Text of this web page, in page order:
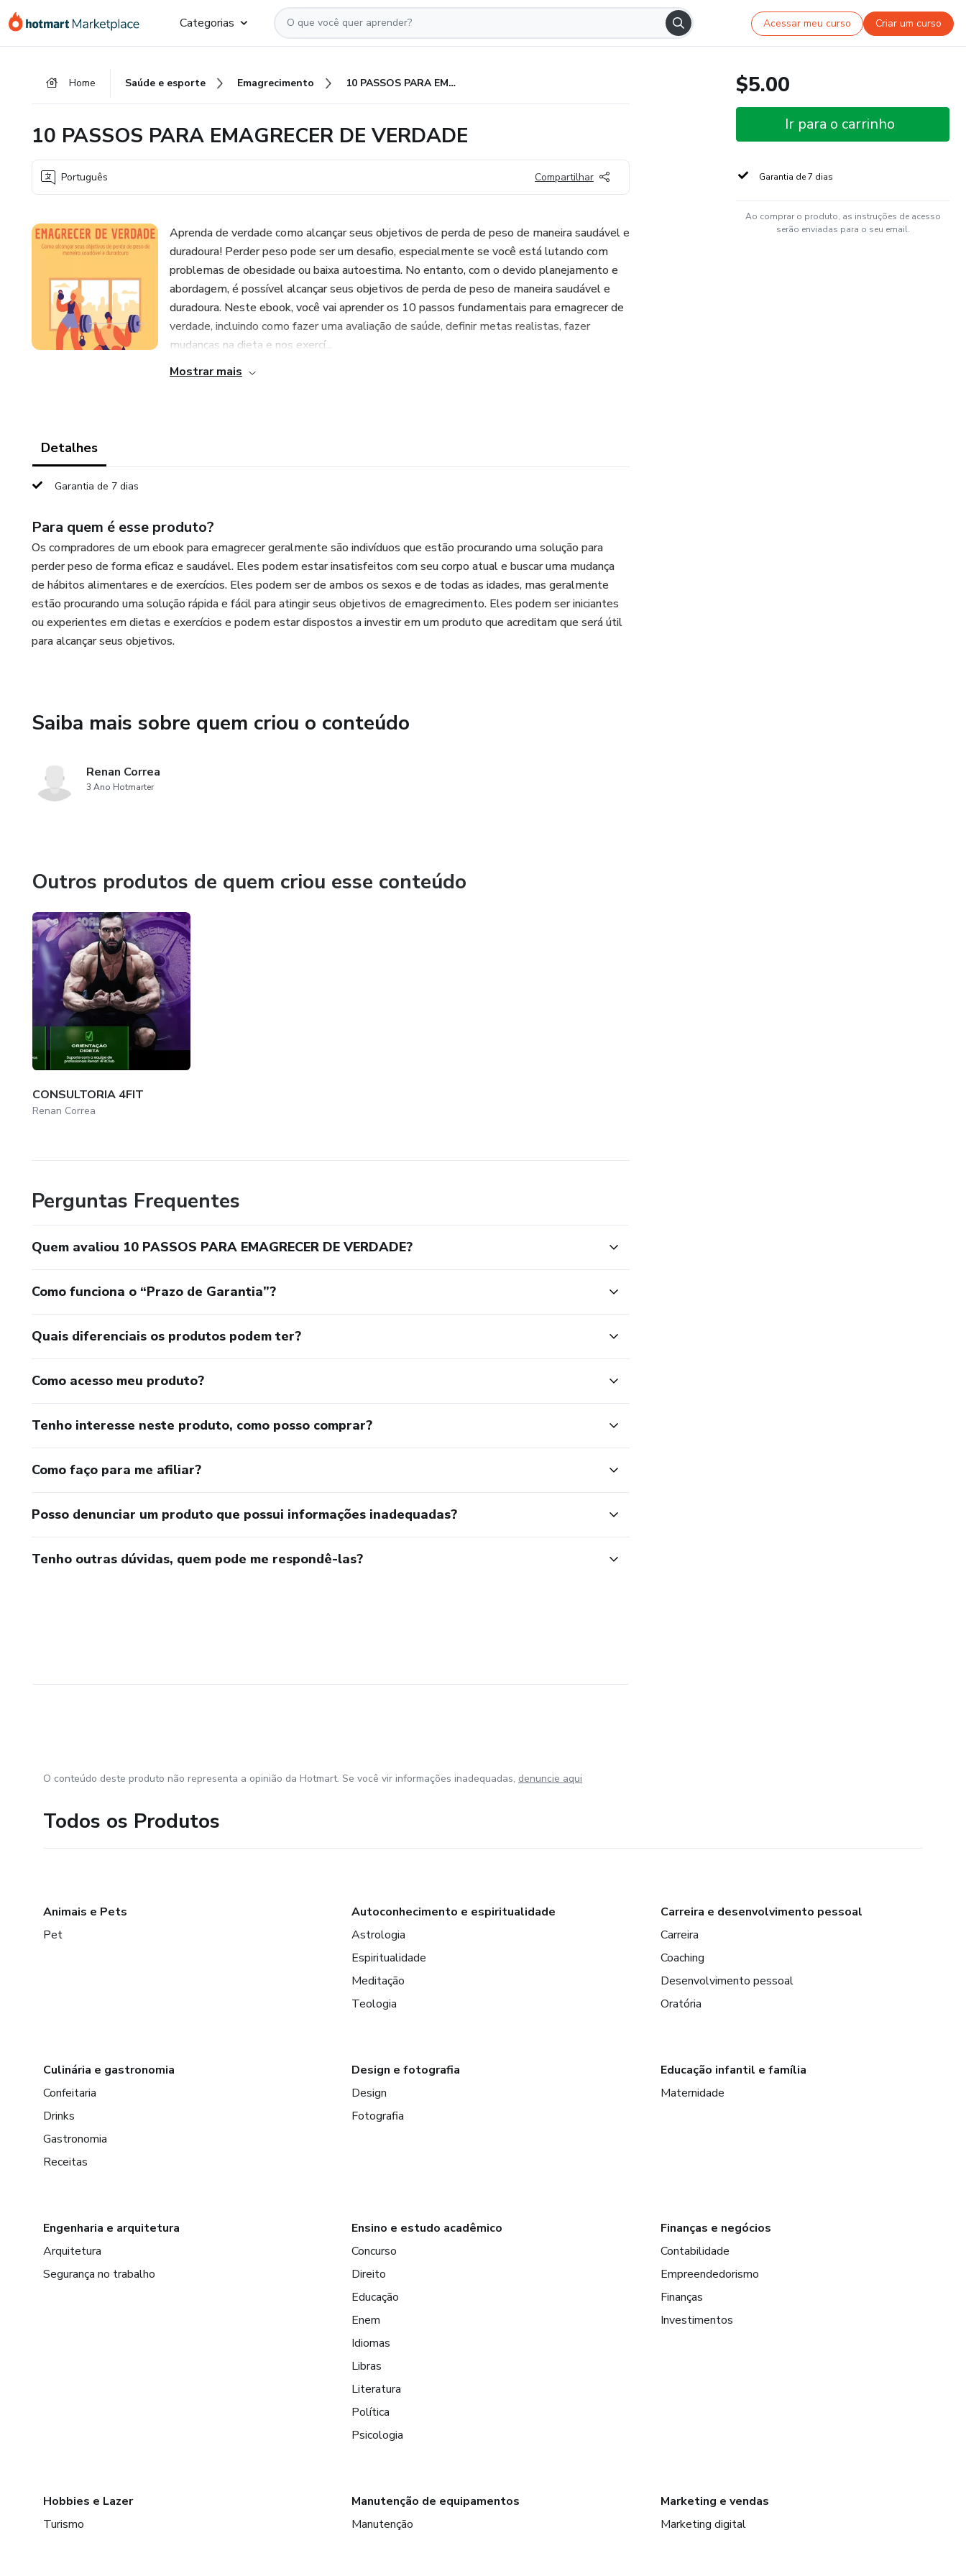
para
para
para
Categorias Acessar meu curso Criar um curso
Home Saúde e esporte Emagrecimento 10 PASSOS PARA EMAGRECER DE VERDADE
10 PASSOS PARA EMAGRECER DE VERDADE
Português Compartilhar
Aprenda de verdade como alcançar seus objetivos de perda de peso de maneira saudável e
duradoura! Perder peso pode ser um desafio, especialmente se você está lutando com
problemas de obesidade ou baixa autoestima. No entanto, com o devido planejamento e
abordagem, é possível alcançar seus objetivos de perda de peso de maneira saudável e
duradoura. Neste ebook, você vai aprender os 10 passos fundamentais para emagrecer de
verdade, incluindo como fazer uma avaliação de saúde, definir metas realistas, fazer
mudanças na dieta e nos exercí...
Mostrar mais
Detalhes
Garantia de 7 dias
Para quem é esse produto?
Os compradores de um ebook para emagrecer geralmente são indivíduos que estão procurando uma solução para
perder peso de forma eficaz e saudável. Eles podem estar insatisfeitos com seu corpo atual e buscar uma mudança
de hábitos alimentares e de exercícios. Eles podem ser de ambos os sexos e de todas as idades, mas geralmente
estão procurando uma solução rápida e fácil para atingir seus objetivos de emagrecimento. Eles podem ser iniciantes
ou experientes em dietas e exercícios e podem estar dispostos a investir em um produto que acreditam que será útil
para alcançar seus objetivos.
Saiba mais sobre quem criou o conteúdo
Renan Correa
3 Ano Hotmarter
Outros produtos de quem criou esse conteúdo
CONSULTORIA 4FIT
Renan Correa
Perguntas Frequentes
Quem avaliou 10 PASSOS PARA EMAGRECER DE VERDADE?
Como funciona o “Prazo de Garantia”?
Quais diferenciais os produtos podem ter?
Como acesso meu produto?
Tenho interesse neste produto, como posso comprar?
Como faço para me afiliar?
Posso denunciar um produto que possui informações inadequadas?
Tenho outras dúvidas, quem pode me respondê-las?
$5.00
Ir para o carrinho
Garantia de 7 dias
Ao comprar o produto, as instruções de acesso
serão enviadas para o seu email.
O conteúdo deste produto não representa a opinião da Hotmart. Se você vir informações inadequadas, denuncie aqui
Todos os Produtos
Animais e Pets
Pet
Autoconhecimento e espiritualidade
Astrologia
Espiritualidade
Meditação
Teologia
Carreira e desenvolvimento pessoal
Carreira
Coaching
Desenvolvimento pessoal
Oratória
Culinária e gastronomia
Confeitaria
Drinks
Gastronomia
Receitas
Design e fotografia
Design
Fotografia
Educação infantil e família
Maternidade
Engenharia e arquitetura
Arquitetura
Segurança no trabalho
Ensino e estudo acadêmico
Concurso
Direito
Educação
Enem
Idiomas
Libras
Literatura
Política
Psicologia
Finanças e negócios
Contabilidade
Empreendedorismo
Finanças
Investimentos
Hobbies e Lazer
Turismo
Manutenção de equipamentos
Manutenção
Marketing e vendas
Marketing digital